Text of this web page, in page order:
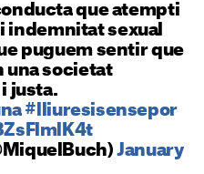
que atempti
indemnitat sexual
puguem sentir que
una societat
justa.
#lliuresisensepor
January